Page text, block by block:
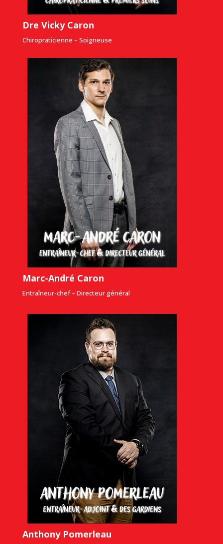
Dre Vicky Caron
Chiropraticienne – Soigneuse
Marc-André Caron
Entraîneur-chef – Directeur général
Anthony Pomerleau